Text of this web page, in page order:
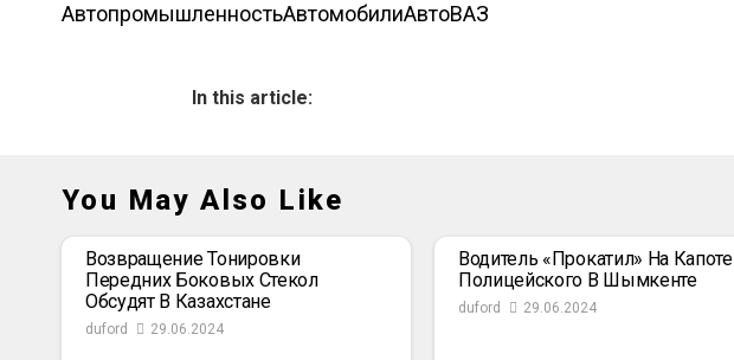
АвтопромышленностьАвтомобилиАвтоВАЗ
In this article:
You May Also Like
Возвращение Тонировки
Передних Боковых Стекол
Обсудят В Казахстане
duford 29.06.2024
Водитель «прокатил» На Капоте
Полицейского В Шымкенте
duford 29.06.2024